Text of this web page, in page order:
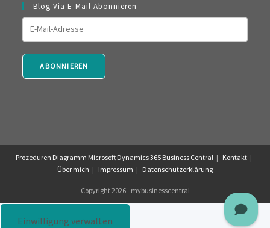
Blog Via E-Mail Abonnieren
Mail-
Adresse
ABONNIEREN
Prozeduren Diagramm Microsoft Dynamics 365 Business Central
Kontakt
Über mich
Impressum Datenschutzerklärung
Copyright 2026 - mybusinesscentral
Einwilligung verwalten